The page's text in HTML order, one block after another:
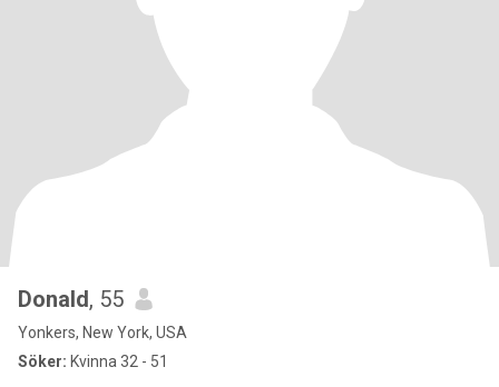
Donald, 55
Yonkers, New York, USA
Söker: Kvinna 32 - 51